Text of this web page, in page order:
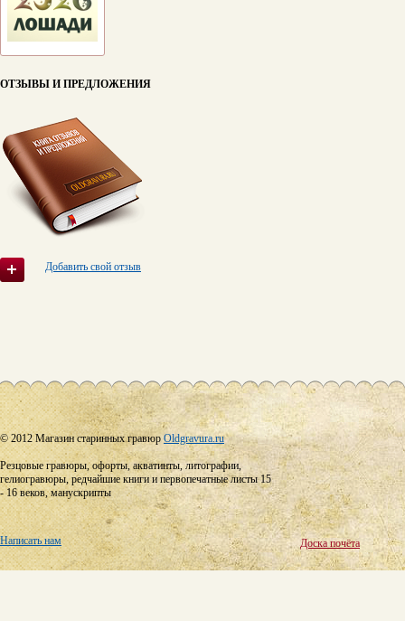
ОТЗЫВЫ И ПРЕДЛОЖЕНИЯ
Добавить свой отзыв
© 2012 Магазин старинных гравюрOldgravura.ru
Резцовые гравюры, офорты, акватинты, литографии,
гелиогравюры, редчайшие книги и первопечатные листы 15
- 16 веков, манускрипты
Написать нам Доска почёта